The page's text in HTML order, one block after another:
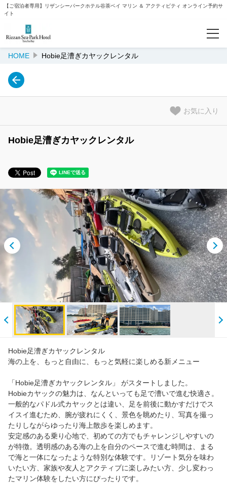
【ご宿泊者専用】リザンシーパークホテル谷茶ベイ マリン ＆ アクティビティ オンライン予約サ
イト
予約確認
カテゴリー
ビーチアクティビティ
ナイトプログラム
ビーチレンタル
人気ランキング
閲覧履歴
HOME Hobie足漕ぎカヤックレンタル
Hobie足漕ぎカヤックレンタル
お気に入り
Hobie足漕ぎカヤックレンタル
海の上を、もっと自由に、もっと気軽に楽しめる新メニュー
「Hobie足漕ぎカヤックレンタル」 がスタートしました。
Hobieカヤックの魅力は、なんといっても足で漕いで進む快適さ。
一般的なパドル式カヤックとは違い、足を前後に動かすだけでス
イスイ進むため、腕が疲れにくく、景色を眺めたり、写真を撮っ
たりしながらゆったり海上散歩を楽しめます。
安定感のある乗り心地で、初めての方でもチャレンジしやすいの
が特徴。透明感のある海の上を自分のペースで進む時間は、まる
で海と一体になったような特別な体験です。リゾート気分を味わ
いたい方、家族や友人とアクティブに楽しみたい方、少し変わっ
たマリン体験をしたい方にぴったりです。